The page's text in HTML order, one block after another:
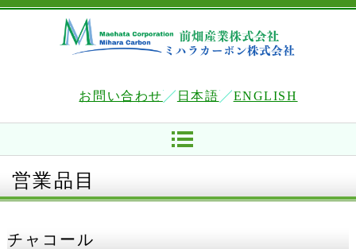
お問い合わせ 日本語 ENGLISH
営業品目
チャコール